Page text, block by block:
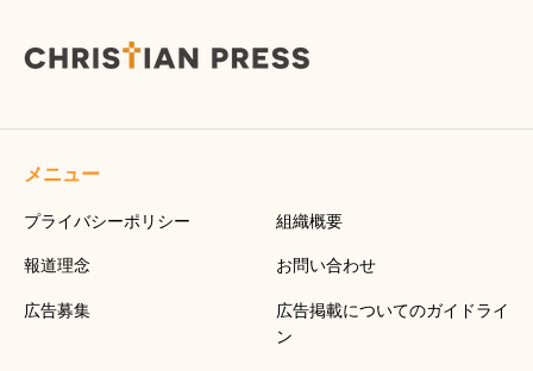
メニュー
プライバシーポリシー 組織概要
報道理念 お問い合わせ
広告募集
広告掲載についてのガイドライ
ン